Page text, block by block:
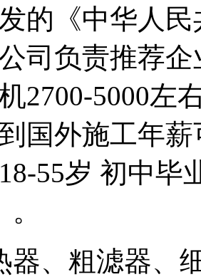
的《中华人
司负责推荐
2700-5000左
国外施工年
55岁 初中毕
粗滤器、细